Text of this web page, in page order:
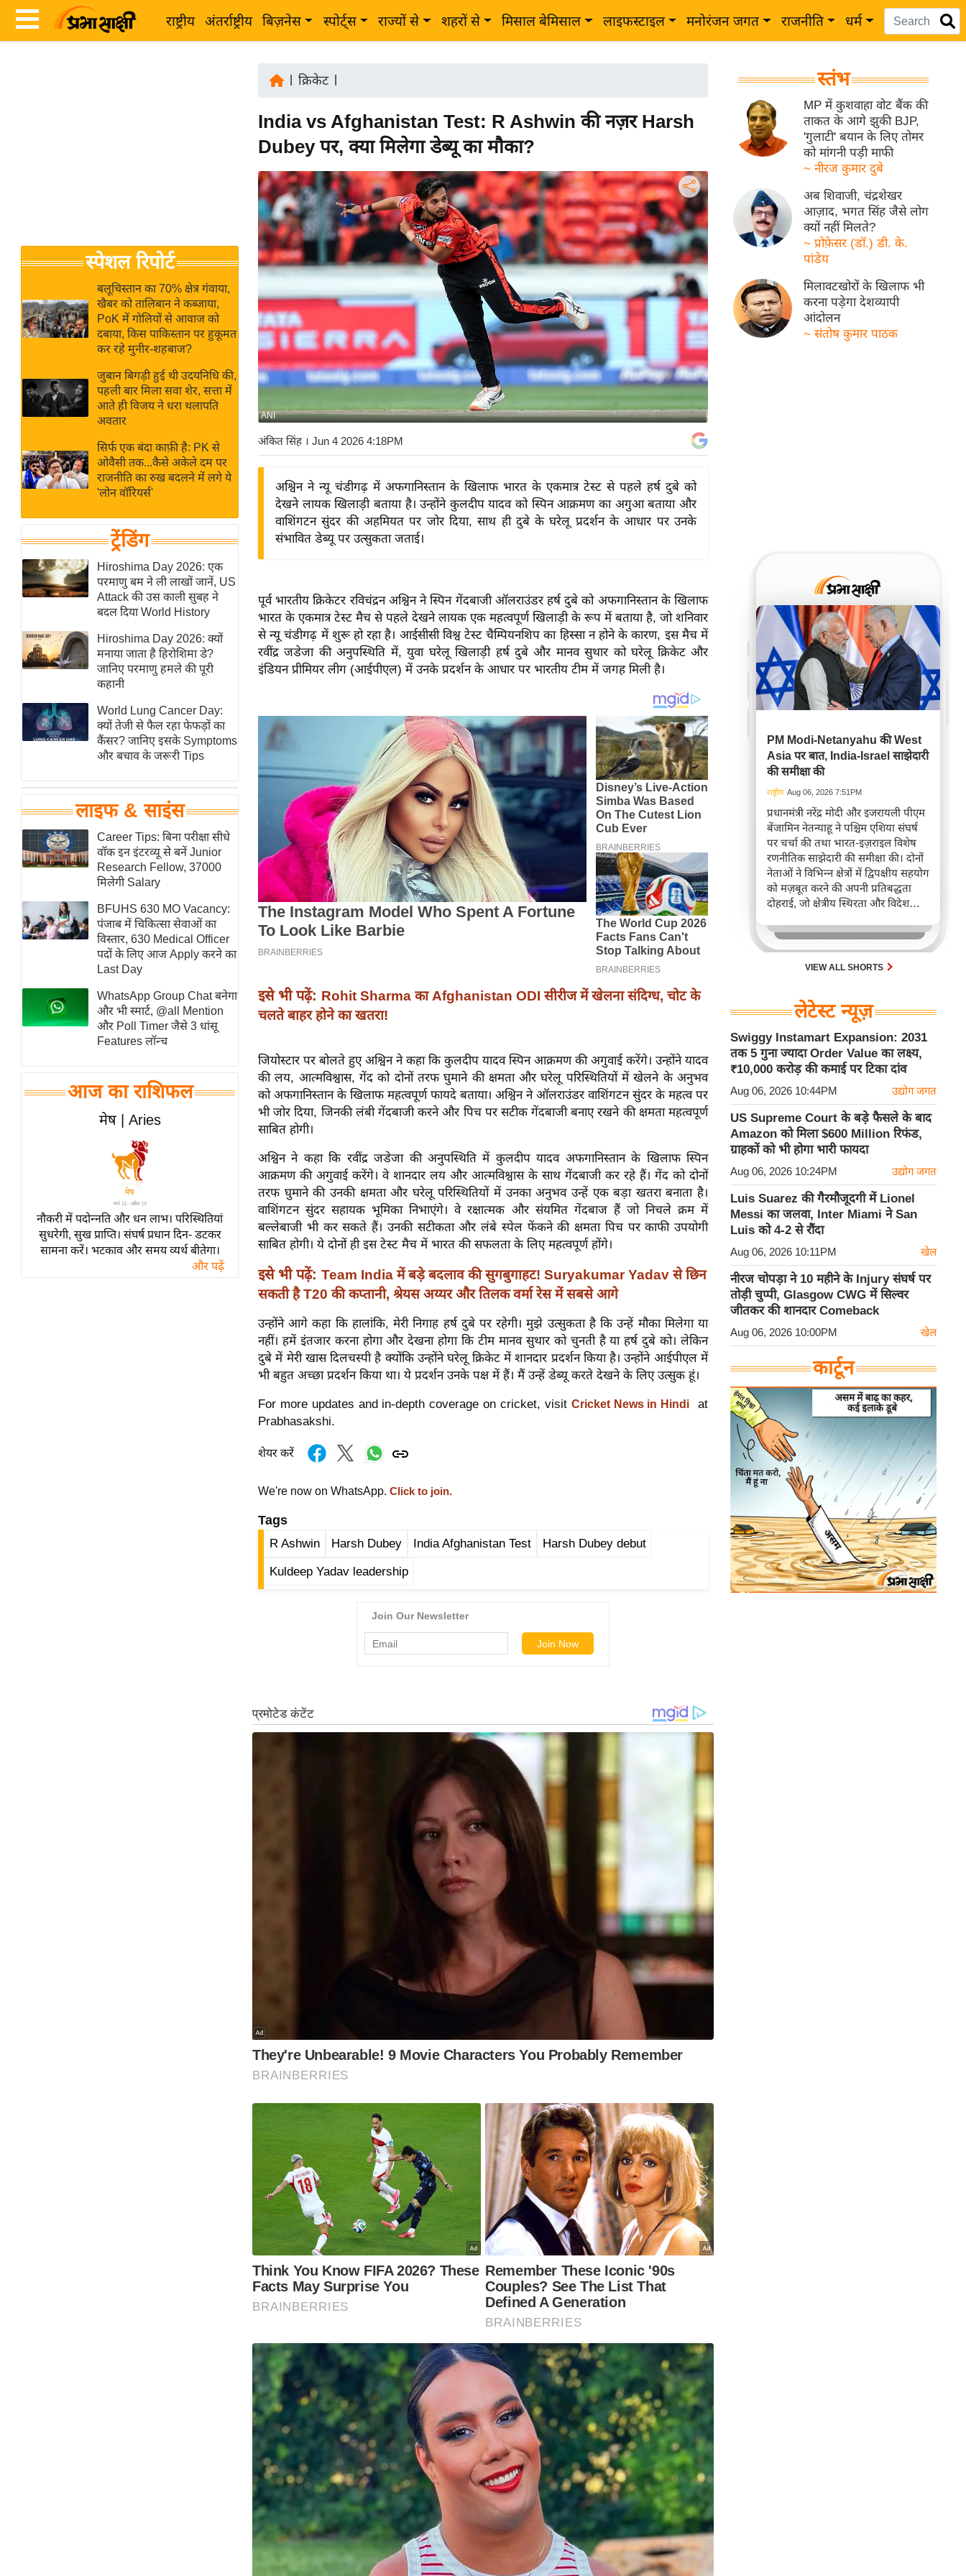
राष्ट्रीय अंतर्राष्ट्रीय बिज़नेस स्पोर्ट्स राज्यों से शहरों से मिसाल बेमिसाल लाइफस्टाइल मनोरंजन जगत राजनीति धर्म
Breaking
News in
Hindi
Hindi
Videos
जगत
राय
बजट
IPL
2026
ई-पेपर
मिसाल बेमिसाल
शख्सियत
यंग इंडिया
साहित्य जगत
ऑटो वर्ल्ड
न्यूज ब्रीफ
मनोरंजन जगत
बॉलीवुड
हॉलीवुड
फिल्म समीक्षा
News
लाइफस्टाइल
टेक्नॉलॉजी
ब्यूटी/फैशन
घरेलू नुस्खे
पर्यटन स्थल
फिटनेस मंत्रा
रिलेशनशिप
विश्लेषण
समसामयिक
मातृभूमि
स्तंभ
एम.
आर.
चाय पर
समीक्षा
व्रत
त्योहार
राशिफल
विशेष
स्पेशल रिपोर्ट
बलूचिस्तान का 70% क्षेत्र गंवाया,
खैबर को तालिबान ने कब्जाया,
PoK में गोलियों से आवाज को
दबाया, किस पाकिस्तान पर हुकूमत
कर रहे मुनीर-शहबाज?
जुबान बिगड़ी हुई थी उदयनिधि की,
पहली बार मिला सवा शेर, सत्ता में
आते ही विजय ने धरा थलापति
अवतार
सिर्फ एक बंदा काफ़ी है: PK से
ओवैसी तक...कैसे अकेले दम पर
राजनीति का रुख बदलने में लगे ये
'लोन वॉरियर्स'
ट्रेंडिंग
Hiroshima Day 2026: एक
परमाणु बम ने ली लाखों जानें, US
Attack की उस काली सुबह ने
बदल दिया World History
Hiroshima Day 2026: क्यों
मनाया जाता है हिरोशिमा डे?
जानिए परमाणु हमले की पूरी
कहानी
World Lung Cancer Day:
क्यों तेजी से फैल रहा फेफड़ों का
कैंसर? जानिए इसके Symptoms
और बचाव के जरूरी Tips
लाइफ & साइंस
Career Tips: बिना परीक्षा सीधे
वॉक इन इंटरव्यू से बनें Junior
Research Fellow, 37000
मिलेगी Salary
BFUHS 630 MO Vacancy:
पंजाब में चिकित्सा सेवाओं का
विस्तार, 630 Medical Officer
पदों के लिए आज Apply करने का
Last Day
WhatsApp Group Chat बनेगा
और भी स्मार्ट, @all Mention
और Poll Timer जैसे 3 धांसू
Features लॉन्च
आज का राशिफल
मेष | Aries
नौकरी में पदोन्नति और धन लाभ। परिस्थितियां
सुधरेगी, सुख प्राप्ति। संघर्ष प्रधान दिन- डटकर
सामना करें। भटकाव और समय व्यर्थ बीतेगा।
और पढ़ें
क्रिकेट|
India vs Afghanistan Test: R Ashwin की नज़र Harsh
Dubey पर, क्या मिलेगा डेब्यू का मौका?
ANI
अंकित सिंह। Jun 4 2026 4:18PM
अश्विन ने न्यू चंडीगढ़ में अफगानिस्तान के खिलाफ भारत के एकमात्र टेस्ट से पहले हर्ष दुबे को
देखने लायक खिलाड़ी बताया है। उन्होंने कुलदीप यादव को स्पिन आक्रमण का अगुआ बताया और
वाशिंगटन सुंदर की अहमियत पर जोर दिया, साथ ही दुबे के घरेलू प्रदर्शन के आधार पर उनके
संभावित डेब्यू पर उत्सुकता जताई।
पूर्व भारतीय क्रिकेटर रविचंद्रन अश्विन ने स्पिन गेंदबाजी ऑलराउंडर हर्ष दुबे को अफगानिस्तान के खिलाफ
भारत के एकमात्र टेस्ट मैच से पहले देखने लायक एक महत्वपूर्ण खिलाड़ी के रूप में बताया है, जो शनिवार
से न्यू चंडीगढ़ में शुरू हो रहा है। आईसीसी विश्व टेस्ट चैम्पियनशिप का हिस्सा न होने के कारण, इस मैच में
रवींद्र जडेजा की अनुपस्थिति में, युवा घरेलू खिलाड़ी हर्ष दुबे और मानव सुथार को घरेलू क्रिकेट और
इंडियन प्रीमियर लीग (आईपीएल) में उनके प्रदर्शन के आधार पर भारतीय टीम में जगह मिली है।
इसे भी पढ़ें: Rohit Sharma का Afghanistan ODI सीरीज में खेलना संदिग्ध, चोट के
चलते बाहर होने का खतरा!
जियोस्टार पर बोलते हुए अश्विन ने कहा कि कुलदीप यादव स्पिन आक्रमण की अगुवाई करेंगे। उन्होंने यादव
की लय, आत्मविश्वास, गेंद को दोनों तरफ घुमाने की क्षमता और घरेलू परिस्थितियों में खेलने के अनुभव
को अफगानिस्तान के खिलाफ महत्वपूर्ण फायदे बताया। अश्विन ने ऑलराउंडर वाशिंगटन सुंदर के महत्व पर
भी जोर दिया, जिनकी लंबी गेंदबाजी करने और पिच पर सटीक गेंदबाजी बनाए रखने की क्षमता महत्वपूर्ण
साबित होगी।
अश्विन ने कहा कि रवींद्र जडेजा की अनुपस्थिति में कुलदीप यादव अफगानिस्तान के खिलाफ स्पिन
आक्रमण की अगुवाई करेंगे। वे शानदार लय और आत्मविश्वास के साथ गेंदबाजी कर रहे हैं। गेंद को दोनों
तरफ घुमाने की उनकी क्षमता और घरेलू परिस्थितियों में उनका अनुभव उन्हें एक बड़ा खतरा बनाता है।
वाशिंगटन सुंदर सहायक भूमिका निभाएंगे। वे रक्षात्मक और संयमित गेंदबाज हैं जो निचले क्रम में
बल्लेबाजी भी कर सकते हैं। उनकी सटीकता और लंबे स्पेल फेंकने की क्षमता पिच पर काफी उपयोगी
साबित होगी। ये दोनों ही इस टेस्ट मैच में भारत की सफलता के लिए महत्वपूर्ण होंगे।
इसे भी पढ़ें: Team India में बड़े बदलाव की सुगबुगाहट! Suryakumar Yadav से छिन
सकती है T20 की कप्तानी, श्रेयस अय्यर और तिलक वर्मा रेस में सबसे आगे
उन्होंने आगे कहा कि हालांकि, मेरी निगाह हर्ष दुबे पर रहेगी। मुझे उत्सुकता है कि उन्हें मौका मिलेगा या
नहीं। हमें इंतजार करना होगा और देखना होगा कि टीम मानव सुथार को चुनती है या हर्ष दुबे को। लेकिन
दुबे में मेरी खास दिलचस्पी है क्योंकि उन्होंने घरेलू क्रिकेट में शानदार प्रदर्शन किया है। उन्होंने आईपीएल में
भी बहुत अच्छा प्रदर्शन किया था। ये प्रदर्शन उनके पक्ष में हैं। मैं उन्हें डेब्यू करते देखने के लिए उत्सुक हूं।
For more updates and in-depth coverage on cricket, visit Cricket News in Hindi at
Prabhasakshi.
शेयर करें
We're now on WhatsApp. Click to join.
Tags
R Ashwin Harsh Dubey India Afghanistan Test Harsh Dubey debut
Kuldeep Yadav leadership
स्तंभ
MP में कुशवाहा वोट बैंक की
ताकत के आगे झुकी BJP,
'गुलाटी' बयान के लिए तोमर
को मांगनी पड़ी माफी
~ नीरज कुमार दुबे
अब शिवाजी, चंद्रशेखर
आज़ाद, भगत सिंह जैसे लोग
क्यों नहीं मिलते?
~ प्रोफ़ेसर (डॉ.) डी. के.
पांडेय
मिलावटखोरों के खिलाफ भी
करना पड़ेगा देशव्यापी
आंदोलन
~ संतोष कुमार पाठक
PM Modi-Netanyahu की West
Asia पर बात, India-Israel साझेदारी
की समीक्षा की
राष्ट्रीय Aug 06, 2026 7:51PM
प्रधानमंत्री नरेंद्र मोदी और इजरायली पीएम
बेंजामिन नेतन्याहू ने पश्चिम एशिया संघर्ष
पर चर्चा की तथा भारत-इज़राइल विशेष
रणनीतिक साझेदारी की समीक्षा की। दोनों
नेताओं ने विभिन्न क्षेत्रों में द्विपक्षीय सहयोग
को मज़बूत करने की अपनी प्रतिबद्धता
दोहराई, जो क्षेत्रीय स्थिरता और विदेश
करता है।
VIEW ALL SHORTS
लेटेस्ट न्यूज़
Swiggy Instamart Expansion: 2031
तक 5 गुना ज्यादा Order Value का लक्ष्य,
₹10,000 करोड़ की कमाई पर टिका दांव
Aug 06, 2026 10:44PM उद्योग जगत
US Supreme Court के बड़े फैसले के बाद
Amazon को मिला $600 Million रिफंड,
ग्राहकों को भी होगा भारी फायदा
Aug 06, 2026 10:24PM उद्योग जगत
Luis Suarez की गैरमौजूदगी में Lionel
Messi का जलवा, Inter Miami ने San
Luis को 4-2 से रौंदा
Aug 06, 2026 10:11PM खेल
नीरज चोपड़ा ने 10 महीने के Injury संघर्ष पर
तोड़ी चुप्पी, Glasgow CWG में सिल्वर
जीतकर की शानदार Comeback
Aug 06, 2026 10:00PM खेल
कार्टून